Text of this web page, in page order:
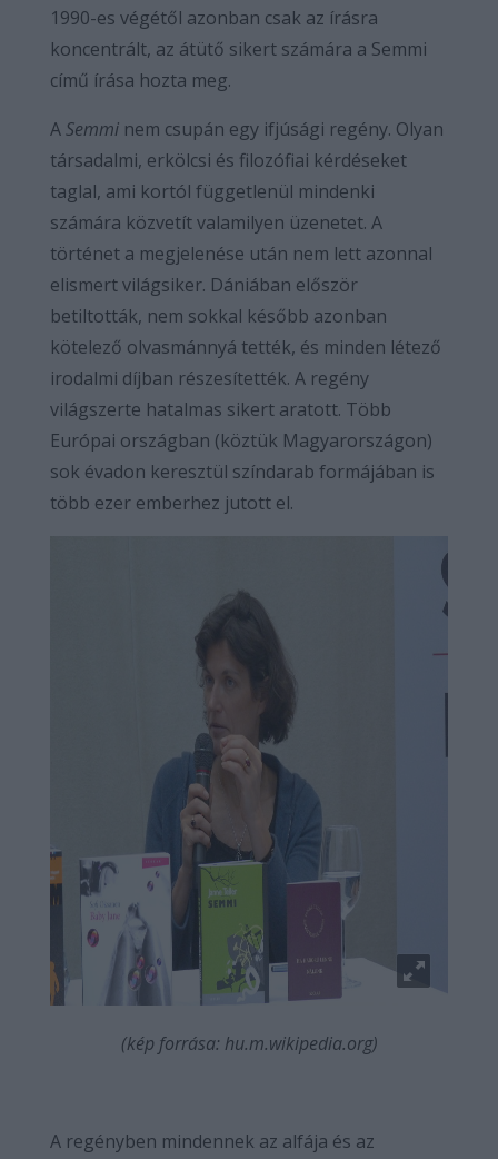
1990-es végétől azonban csak az írásra
koncentrált, az átütő sikert számára a Semmi
című írása hozta meg.
A Semmi nem csupán egy ifjúsági regény. Olyan
társadalmi, erkölcsi és filozófiai kérdéseket
taglal, ami kortól függetlenül mindenki
számára közvetít valamilyen üzenetet. A
történet a megjelenése után nem lett azonnal
elismert világsiker. Dániában először
betiltották, nem sokkal később azonban
kötelező olvasmánnyá tették, és minden létező
irodalmi díjban részesítették. A regény
világszerte hatalmas sikert aratott. Több
Európai országban (köztük Magyarországon)
sok évadon keresztül színdarab formájában is
több ezer emberhez jutott el.
(kép forrása: hu.m.wikipedia.org)
A regényben mindennek az alfája és az